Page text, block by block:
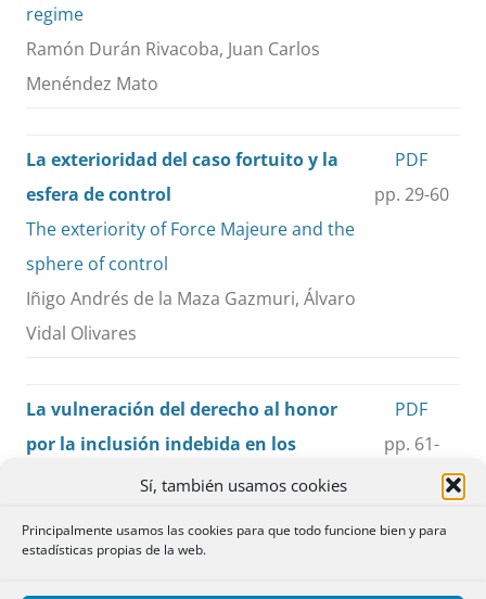
Sí, también usamos cookies
Principalmente usamos las cookies para que todo funcione bien y para
estadísticas propias de la web.
regime
Ramón Durán Rivacoba, Juan Carlos
Menéndez Mato
La exterioridad del caso fortuito y la
esfera de control
The exteriority of Force Majeure and the
sphere of control
Iñigo Andrés de la Maza Gazmuri, Álvaro
Vidal Olivares
PDF
pp. 29-60
La vulneración del derecho al honor
por la inclusión indebida en los
ficheros de morosos y en la Central de
España (CIRBE)
PDF
pp. 61-